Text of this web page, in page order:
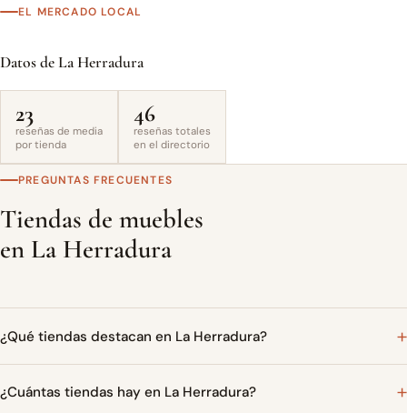
EL MERCADO LOCAL
Datos de La Herradura
23
reseñas de media
por tienda
46
reseñas totales
en el directorio
PREGUNTAS FRECUENTES
Tiendas de muebles
en La Herradura
¿Qué tiendas destacan en La Herradura?
¿Cuántas tiendas hay en La Herradura?